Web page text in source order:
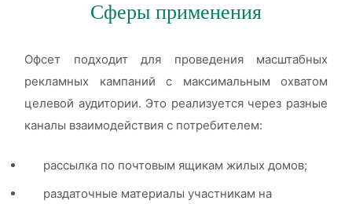
Сферы применения
Офсет подходит для проведения масштабных
рекламных кампаний с максимальным охватом
целевой аудитории. Это реализуется через разные
каналы взаимодействия с потребителем:
рассылка по почтовым ящикам жилых домов;
раздаточные материалы участникам на